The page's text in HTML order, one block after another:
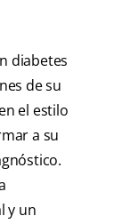
diabetes
de su
el estilo
a su
y un